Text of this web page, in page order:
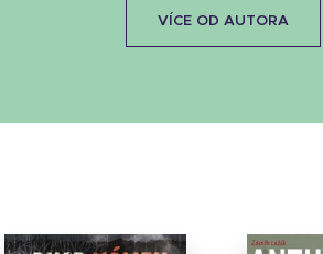
VÍCE OD AUTORA